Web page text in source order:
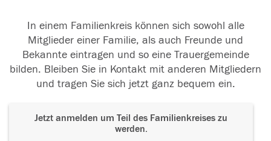
In einem Familienkreis können sich sowohl alle
Mitglieder einer Familie, als auch Freunde und
Bekannte eintragen und so eine Trauergemeinde
bilden. Bleiben Sie in Kontakt mit anderen Mitgliedern
und tragen Sie sich jetzt ganz bequem ein.
Jetzt anmelden um Teil des Familienkreises zu
werden.